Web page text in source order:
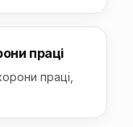
праці
праці,